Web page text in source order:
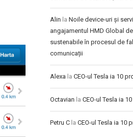
Alin la Noile device-uri și
angajamentul HMD Global
sustenabile în procesul de
comunicații
Alexa la CEO-ul Tesla ia 10
Octavian la CEO-ul Tesla ia
Petru C la CEO-ul Tesla ia 10